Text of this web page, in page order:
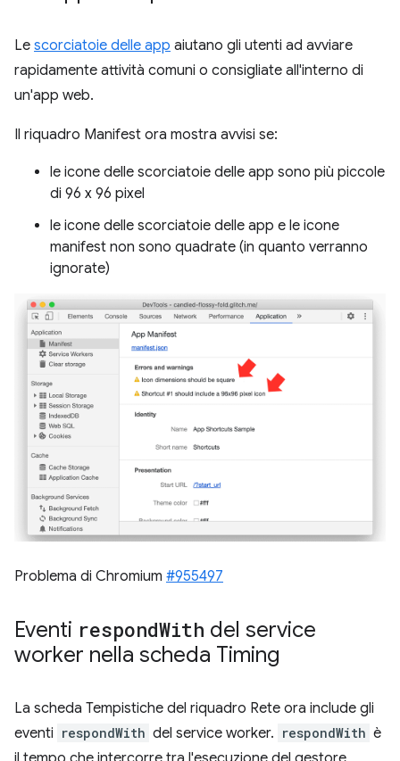
Le scorciatoie delle app aiutano gli utenti ad avviare
rapidamente attività comuni o consigliate all'interno di
un'app web.
Il riquadro Manifest ora mostra avvisi se:
le icone delle scorciatoie delle app sono più piccole
di 96 x 96 pixel
le icone delle scorciatoie delle app e le icone
manifest non sono quadrate (in quanto verranno
ignorate)
Problema di Chromium #955497
Eventi respondWith del service
worker nella scheda Timing
La scheda Tempistiche del riquadro Rete ora include gli
eventi respondWith del service worker. respondWith è